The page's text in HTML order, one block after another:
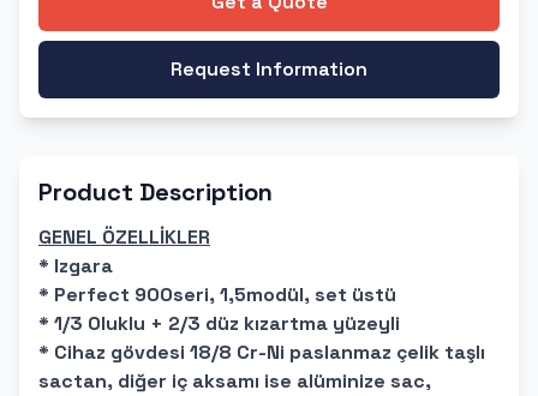
Request Information
Product Description
GENEL ÖZELLİKLER
* Izgara
* Perfect 900seri, 1,5modül, set üstü
* 1/3 Oluklu + 2/3 düz kızartma yüzeyli
* Cihaz gövdesi 18/8 Cr-Ni paslanmaz çelik taşlı
sactan, diğer iç aksamı ise alüminize sac,